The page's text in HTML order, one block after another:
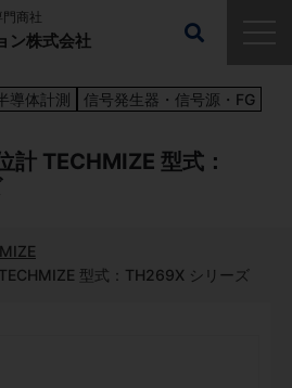
商社
ン株式会社
導体計測
信号発生器・信号源・FG
TECHMIZE 型式：
型式：TH269X シリーズ